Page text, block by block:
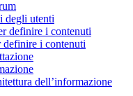
degli utenti
definire i contenuti
definire i contenuti
dell’informazione